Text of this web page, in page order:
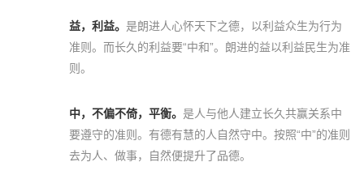
益，利益。 是朗进人心怀天下之德，以利益众生为行为
准则。而长久的利益要“中和”。朗进的益以利益民生为准
则。
中，不偏不倚，平衡。 是人与他人建立长久共赢关系中
要遵守的准则。有德有慧的人自然守中。按照“中”的准则
去为人、做事，自然便提升了品德。